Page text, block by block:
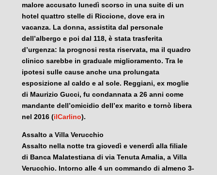
malore accusato lunedì scorso in una suite di un
hotel quattro stelle di Riccione, dove era in
vacanza. La donna, assistita dal personale
dell’albergo e poi dal 118, è stata trasferita
d’urgenza: la prognosi resta riservata, ma il quadro
clinico sarebbe in graduale miglioramento. Tra le
ipotesi sulle cause anche una prolungata
esposizione al caldo e al sole. Reggiani, ex moglie
di Maurizio Gucci, fu condannata a 26 anni come
mandante dell’omicidio dell’ex marito e tornò libera
nel 2016 (ilCarlino).
Assalto a Villa Verucchio
Assalto nella notte tra giovedì e venerdì alla filiale
di Banca Malatestiana di via Tenuta Amalia, a Villa
Verucchio. Intorno alle 4 un commando di almeno 3-